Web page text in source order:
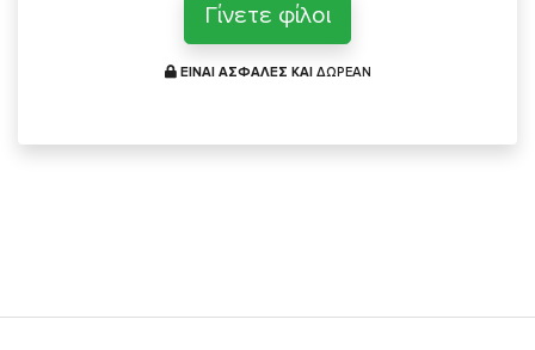
Γίνετε φίλοι
ΕΙΝΑΙ ΑΣΦΑΛΕΣ ΚΑΙ ΔΩΡΕΑΝ